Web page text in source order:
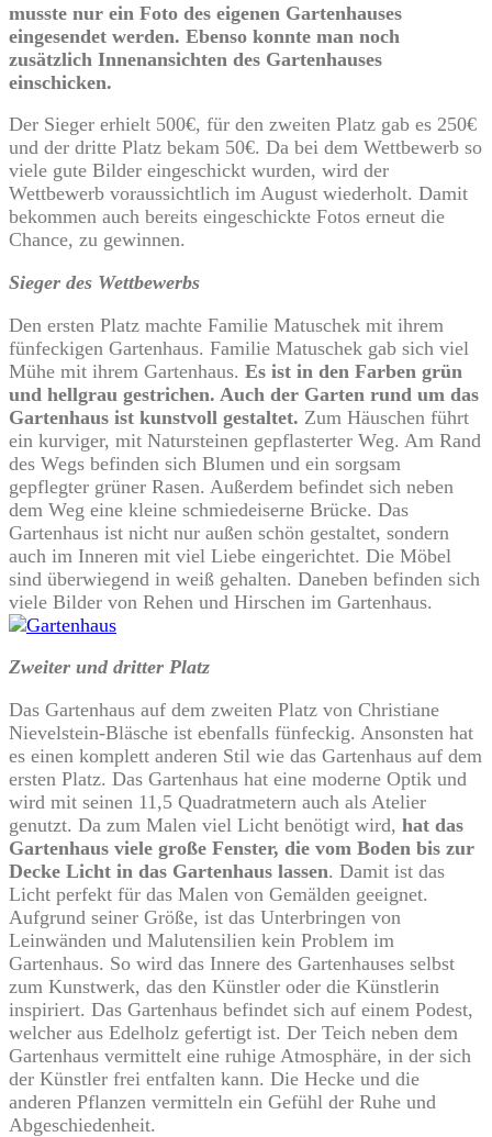
musste nur ein Foto des eigenen Gartenhauses
eingesendet werden. Ebenso konnte man noch
zusätzlich Innenansichten des Gartenhauses
einschicken.
Der Sieger erhielt 500€, für den zweiten Platz gab es 250€
und der dritte Platz bekam 50€. Da bei dem Wettbewerb so
viele gute Bilder eingeschickt wurden, wird der
Wettbewerb voraussichtlich im August wiederholt. Damit
bekommen auch bereits eingeschickte Fotos erneut die
Chance, zu gewinnen.
Sieger des Wettbewerbs
Den ersten Platz machte Familie Matuschek mit ihrem
fünfeckigen Gartenhaus. Familie Matuschek gab sich viel
Mühe mit ihrem Gartenhaus. Es ist in den Farben grün
und hellgrau gestrichen. Auch der Garten rund um das
Gartenhaus ist kunstvoll gestaltet. Zum Häuschen führt
ein kurviger, mit Natursteinen gepflasterter Weg. Am Rand
des Wegs befinden sich Blumen und ein sorgsam
gepflegter grüner Rasen. Außerdem befindet sich neben
dem Weg eine kleine schmiedeiserne Brücke. Das
Gartenhaus ist nicht nur außen schön gestaltet, sondern
auch im Inneren mit viel Liebe eingerichtet. Die Möbel
sind überwiegend in weiß gehalten. Daneben befinden sich
viele Bilder von Rehen und Hirschen im Gartenhaus.
Zweiter und dritter Platz
Das Gartenhaus auf dem zweiten Platz von Christiane
Nievelstein-Bläsche ist ebenfalls fünfeckig. Ansonsten hat
es einen komplett anderen Stil wie das Gartenhaus auf dem
ersten Platz. Das Gartenhaus hat eine moderne Optik und
wird mit seinen 11,5 Quadratmetern auch als Atelier
genutzt. Da zum Malen viel Licht benötigt wird, hat das
Gartenhaus viele große Fenster, die vom Boden bis zur
Decke Licht in das Gartenhaus lassen. Damit ist das
Licht perfekt für das Malen von Gemälden geeignet.
Aufgrund seiner Größe, ist das Unterbringen von
Leinwänden und Malutensilien kein Problem im
Gartenhaus. So wird das Innere des Gartenhauses selbst
zum Kunstwerk, das den Künstler oder die Künstlerin
inspiriert. Das Gartenhaus befindet sich auf einem Podest,
welcher aus Edelholz gefertigt ist. Der Teich neben dem
Gartenhaus vermittelt eine ruhige Atmosphäre, in der sich
der Künstler frei entfalten kann. Die Hecke und die
anderen Pflanzen vermitteln ein Gefühl der Ruhe und
Abgeschiedenheit.